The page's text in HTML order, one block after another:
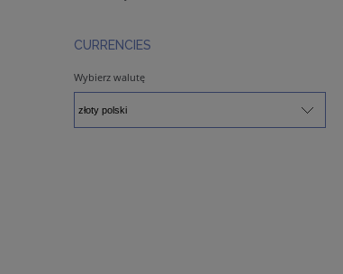
CURRENCIES
Wybierz walutę